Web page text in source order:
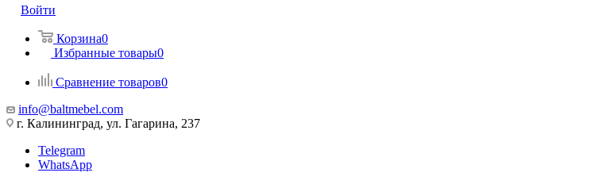
Войти
Корзина0
Избранные товары0
Сравнение товаров0
info@baltmebel.com
г. Калининград, ул. Гагарина, 237
Telegram
WhatsApp